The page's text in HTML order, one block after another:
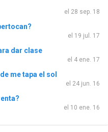
el 28 sep. 18
el 19 jul. 17
dar clase
el 4 ene. 17
me tapa el sol
el 24 jun. 16
el 10 ene. 16